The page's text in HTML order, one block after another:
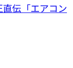
伝「エアコン